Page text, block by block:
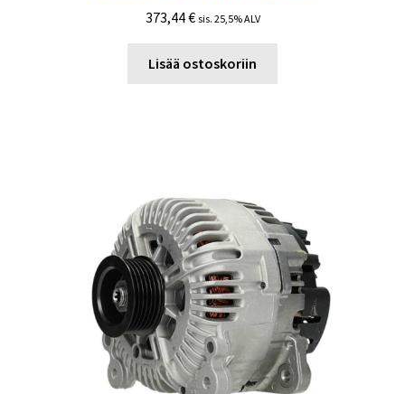
373,44€ sis. 25,5% ALV
Lisää ostoskoriin